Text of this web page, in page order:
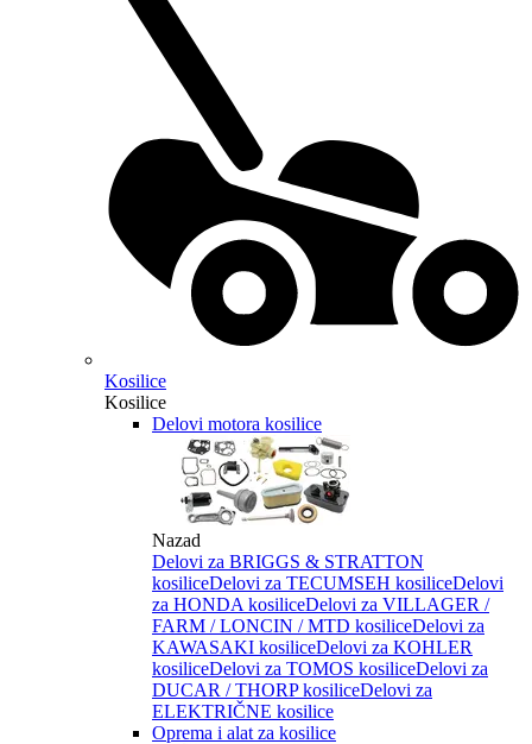
Kosilice
Kosilice
Delovi motora kosilice
Nazad
Delovi za BRIGGS & STRATTON
kosiliceDelovi za TECUMSEH kosiliceDelovi
za HONDA kosiliceDelovi za VILLAGER /
FARM / LONCIN / MTD kosiliceDelovi za
KAWASAKI kosiliceDelovi za KOHLER
kosiliceDelovi za TOMOS kosiliceDelovi za
DUCAR / THORP kosiliceDelovi za
ELEKTRIČNE kosilice
Oprema i alat za kosilice